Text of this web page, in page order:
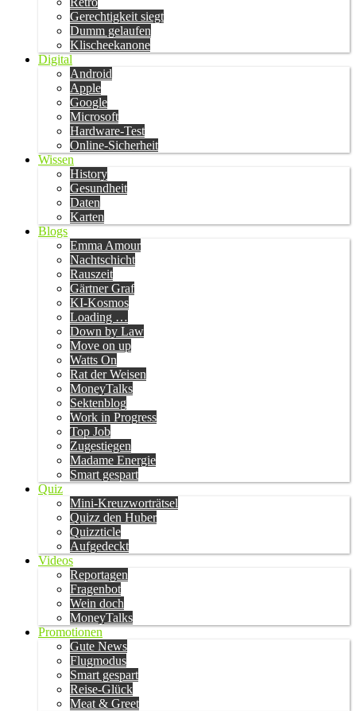
Gerechtigkeit siegt
Dumm gelaufen
Klischeekanone
Digital
Android
Apple
Google
Microsoft
Hardware-Test
Online-Sicherheit
Wissen
History
Gesundheit
Daten
Karten
Blogs
Emma Amour
Nachtschicht
Rauszeit
Gärtner Graf
KI-Kosmos
Loading …
Down by Law
Move on up
Watts On
Rat der Weisen
MoneyTalks
Sektenblog
Work in Progress
Top Job
Zugestiegen
Madame Energie
Smart gespart
Quiz
Mini-Kreuzworträtsel
Quizz den Huber
Quizzticle
Aufgedeckt
Videos
Reportagen
Fragenbot
Wein doch
MoneyTalks
Promotionen
Gute News
Flugmodus
Smart gespart
Reise-Glück
Meat & Greet